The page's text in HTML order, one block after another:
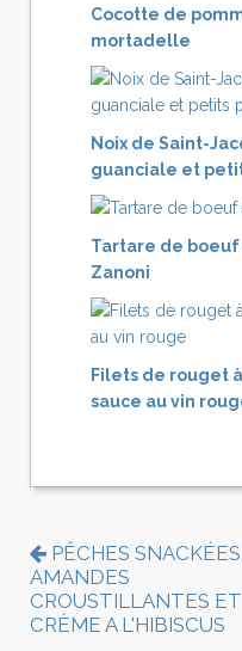
Cocotte de
mortadelle
Noix de Saint-
guanciale et
Tartare de
Zanoni
Filets de rouget
sauce au vin
PÊCHES
AMANDES
CROUSTILLANTES ET
CRÈME A L'HIBISCUS